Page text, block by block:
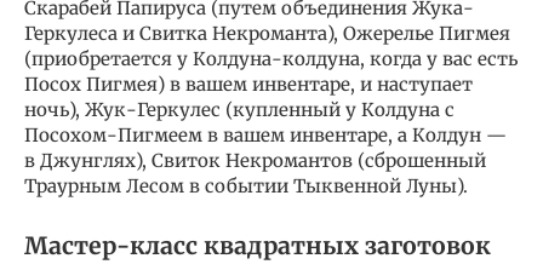
Скарабей Папируса (путем объединения Жука-
Геркулеса и Свитка Некроманта), Ожерелье Пигмея
(приобретается у Колдуна-колдуна, когда у вас есть
Посох Пигмея) в вашем инвентаре, и наступает
ночь), Жук-Геркулес (купленный у Колдуна с
Посохом-Пигмеем в вашем инвентаре, а Колдун —
в Джунглях), Свиток Некромантов (сброшенный
Траурным Лесом в событии Тыквенной Луны).
Мастер-класс квадратных заготовок